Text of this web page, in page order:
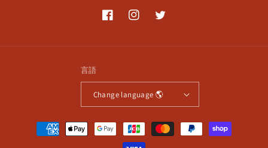
FacebookInstagramTwitter
言語
Change language 🌎